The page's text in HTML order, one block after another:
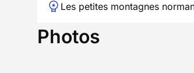
Les petites montagnes
Photos